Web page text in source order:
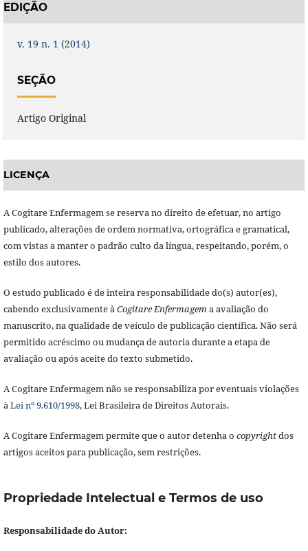
EDIÇÃO
v. 19 n. 1 (2014)
SEÇÃO
Artigo Original
LICENÇA
A Cogitare Enfermagem se reserva no direito de efetuar, no artigo
publicado, alterações de ordem normativa, ortográfica e gramatical,
com vistas a manter o padrão culto da língua, respeitando, porém, o
estilo dos autores.
O estudo publicado é de inteira responsabilidade do(s) autor(es),
cabendo exclusivamente àCogitare Enfermagema avaliação do
manuscrito, na qualidade de veículo de publicação científica. Não será
permitido acréscimo ou mudança de autoria durante a etapa de
avaliação ou após aceite do texto submetido.
A Cogitare Enfermagem não se responsabiliza por eventuais violações
àLei nº 9.610/1998, Lei Brasileira de Direitos Autorais.
A Cogitare Enfermagem permite que o autor detenha o copyrightdos
artigos aceitos para publicação, sem restrições.
Propriedade Intelectual e Termos de uso
Responsabilidade do Autor: